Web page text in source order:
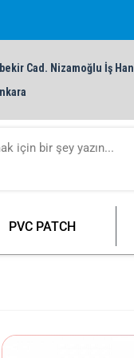
Cad. Nizamoğlu İş
PVC PATCH